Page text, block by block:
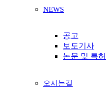
NEWS
공고
보도기사
논문 및 특허
오시는길